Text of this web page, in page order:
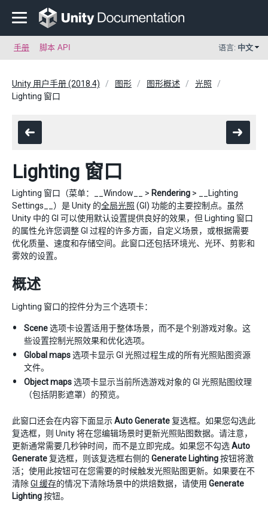
手册 脚本 API 语言: 中文
Unity 用户手册 (2018.4) 图形 图形概述
光照
Lighting 窗口
Lighting 窗口
Lighting 窗口（菜单：__Window__ > Rendering > __Lighting
Settings__）是 Unity 的全局光照 (GI) 功能的主要控制点。虽然
Unity 中的 GI 可以使用默认设置提供良好的效果，但 Lighting 窗口
的属性允许您调整 GI 过程的许多方面，自定义场景，或根据需要
优化质量、速度和存储空间。此窗口还包括环境光、光环、剪影和
雾效的设置。
概述
Lighting 窗口的控件分为三个选项卡：
Scene选项卡设置适用于整体场景，而不是个别游戏对象。这
些设置控制光照效果和优化选项。
Global maps选项卡显示 GI 光照过程生成的所有光照贴图资源
文件。
Object maps选项卡显示当前所选游戏对象的 GI 光照贴图纹理
（包括阴影遮罩）的预览。
此窗口还会在内容下面显示Auto Generate复选框。如果您勾选此
复选框，则 Unity 将在您编辑场景时更新光照贴图数据。请注意，
更新通常需要几秒钟时间，而不是立即完成。如果您不勾选Auto
Generate复选框，则该复选框右侧的 Generate Lighting按钮将激
活；使用此按钮可在您需要的时候触发光照贴图更新。如果要在不
清除GI 缓存的情况下清除场景中的烘焙数据，请使用 Generate
Lighting按钮。